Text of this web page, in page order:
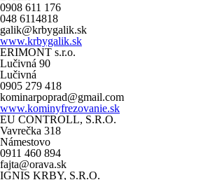
0908 611 176
048 6114818
galik@krbygalik.sk
www.krbygalik.sk
ERIMONT s.r.o.
Lučivná 90
Lučivná
0905 279 418
kominarpoprad@gmail.com
www.kominyfrezovanie.sk
EU CONTROLL, S.R.O.
Vavrečka 318
Námestovo
0911 460 894
fajta@orava.sk
IGNIS KRBY, S.R.O.